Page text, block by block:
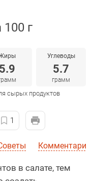
г
5.9
Углеводы
5.7
грамм
сырых продуктов
1
Комментарии
в салате, тем